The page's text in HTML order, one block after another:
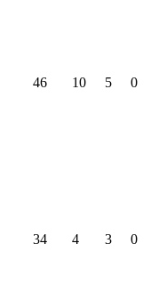
46 10 5 0
34 4 3 0